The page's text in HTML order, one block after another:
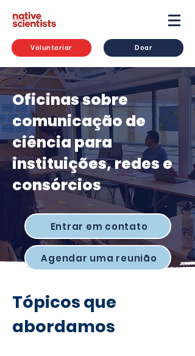
Voluntariar Doar
Oficinas sobre
comunicação de
ciência para
instituições, redes e
consórcios
Entrar em contato
Agendar uma reunião
Tópicos que
abordamos